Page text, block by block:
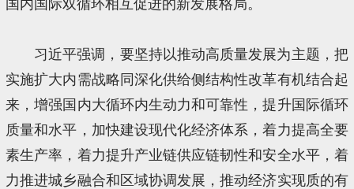
国内国际双循环相互促进的新发展格局。
习近平强调，要坚持以推动高质量发展为主题，把
实施扩大内需战略同深化供给侧结构性改革有机结合起
来，增强国内大循环内生动力和可靠性，提升国际循环
质量和水平，加快建设现代化经济体系，着力提高全要
素生产率，着力提升产业链供应链韧性和安全水平，着
力推进城乡融合和区域协调发展，推动经济实现质的有